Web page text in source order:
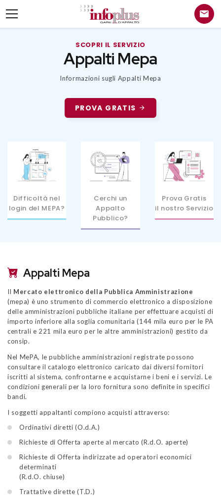
SCOPRI IL SERVIZIO
Appalti Mepa
Informazioni sugli Appalti Mepa
PROVA GRATIS
Difficoltà nel
login del MEPA?
Cerchi un
Appalto
Pubblico?
Prova Gratis
il nostro Servizio
Appalti Mepa
Il Mercato elettronico della Pubblica Amministrazione
(mepa) è uno strumento di commercio elettronico a disposizione
delle amministrazioni pubbliche italiane per effettuare acquisti di
importo inferiore alla soglia comunitaria (144 mila euro per le PA
centrali e 221 mila euro per le altre amministrazioni) gestito da
consip.
Nel MePA, le pubbliche amministrazioni registrate possono
consultare il catalogo elettronico caricato dai diversi fornitori
iscritti al sistema, confrontarne e acquistarne i beni e i servizi. Le
condizioni generali per la loro fornitura sono definite in specifici
bandi.
I soggetti appaltanti compiono acquisti attraverso:
Ordinativi diretti (O.d.A.)
Richieste di Offerta aperte al mercato (R.d.O. aperte)
Richieste di Offerta indirizzate ad operatori economici
determinati
(R.d.O. chiuse)
Trattative dirette (T.D.)